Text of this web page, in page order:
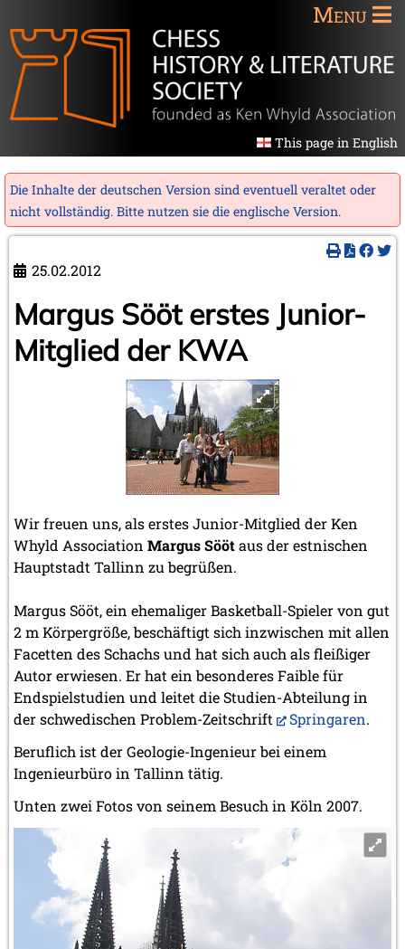
Menu
This page in English
Die Inhalte der deutschen Version sind eventuell veraltet oder
nicht vollständig. Bitte nutzen sie die englische Version.
25.02.2012
Margus Sööt erstes Junior-
Mitglied der KWA
Wir freuen uns, als erstes Junior-Mitglied der Ken
Whyld Association Margus Söötaus der estnischen
Hauptstadt Tallinn zu begrüßen.
Margus Sööt, ein ehemaliger Basketball-Spieler von gut
2 m Körpergröße, beschäftigt sich inzwischen mit allen
Facetten des Schachs und hat sich auch als fleißiger
Autor erwiesen. Er hat ein besonderes Faible für
Endspielstudien und leitet die Studien-Abteilung in
der schwedischen Problem-Zeitschrift
Springaren.
Beruflich ist der Geologie-Ingenieur bei einem
Ingenieurbüro in Tallinn tätig.
Unten zwei Fotos von seinem Besuch in Köln 2007.